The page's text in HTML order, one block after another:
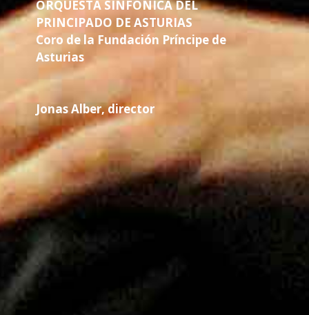
ORQUESTA SINFÓNICA DEL
PRINCIPADO DE ASTURIAS
Coro de la Fundación Príncipe de
Asturias
Jonas Alber,director